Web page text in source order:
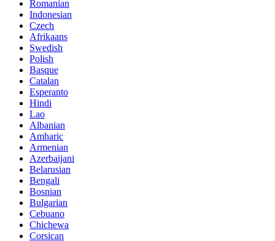
Romanian
Indonesian
Czech
Afrikaans
Swedish
Polish
Basque
Catalan
Esperanto
Hindi
Lao
Albanian
Amharic
Armenian
Azerbaijani
Belarusian
Bengali
Bosnian
Bulgarian
Cebuano
Chichewa
Corsican